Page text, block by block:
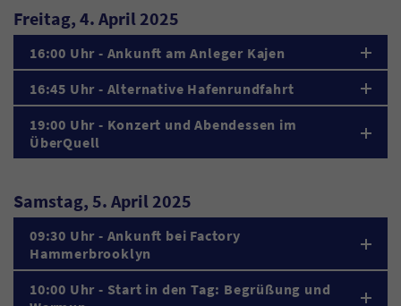
Freitag, 4. April 2025
16:00 Uhr - Ankunft am Anleger Kajen
16:45 Uhr - Alternative Hafenrundfahrt
19:00 Uhr - Konzert und Abendessen im
ÜberQuell
Samstag, 5. April 2025
09:30 Uhr - Ankunft bei Factory
Hammerbrooklyn
10:00 Uhr - Start in den Tag: Begrüßung und